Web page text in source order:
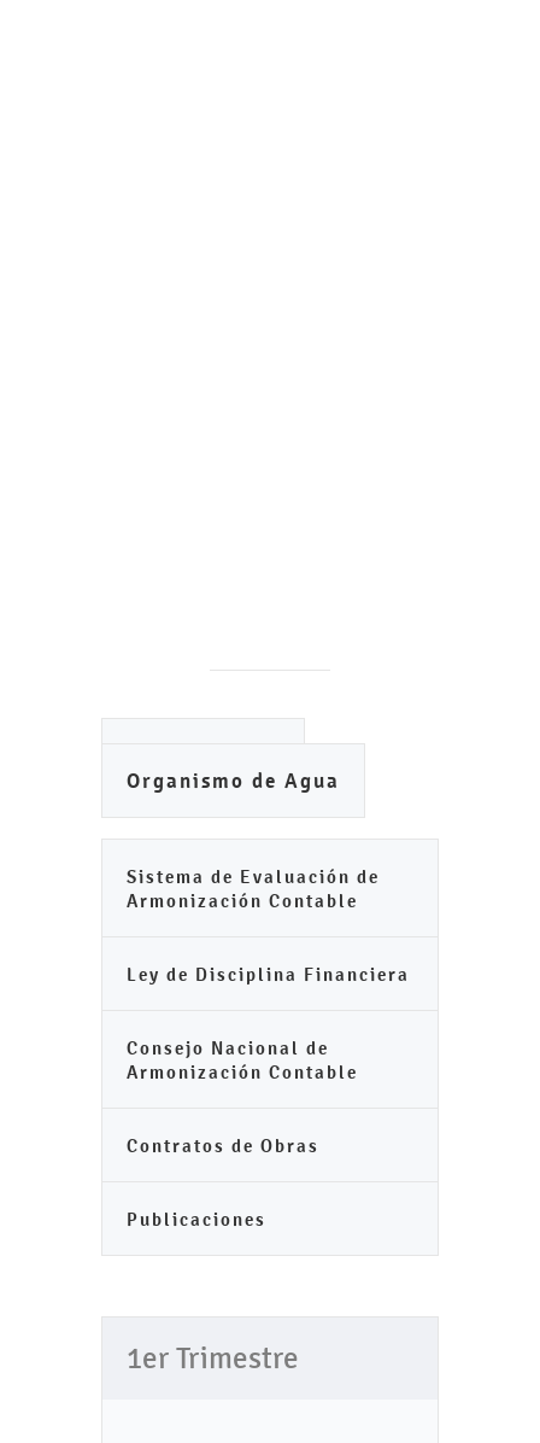
Organismo de Agua
Sistema de Evaluación de
Armonización Contable
Ley de Disciplina Financiera
Consejo Nacional de
Armonización Contable
Contratos de Obras
Publicaciones
1er Trimestre